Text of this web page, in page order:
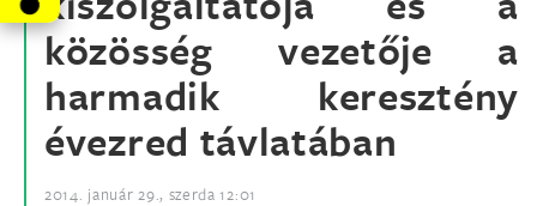
közösség vezetője a
harmadik keresztény
évezred távlatában
2014. január 29., szerda 12:01